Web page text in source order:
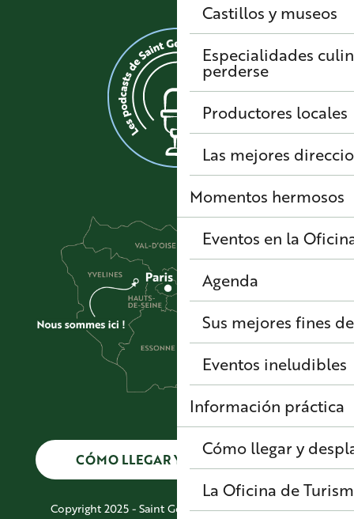
Castillos y museos
Especialidades
perderse
Productores locales
Las mejores
Momentos hermosos
Eventos en la
Agenda
Sus mejores fines
Eventos ineludibles
Información práctica
Cómo llegar y
La Oficina de
CÓMO LLEGAR Y DESPLAZARSE
Copyright 2025 - Saint Germain Boucles de Seine